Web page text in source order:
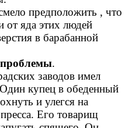
предположить , что
от яда этих людей
в барабанной
.
заводов имел
купец в обеденный
и улегся на
Его товарищ